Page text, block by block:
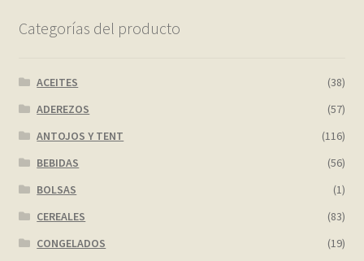
home_
Mi cuenta
Página de ejemplo
Privacy Policy
Categorías del producto
ACEITES
(38)
ADEREZOS
(57)
ANTOJOS Y TENT
(116)
BEBIDAS
(56)
BOLSAS
(1)
CEREALES
(83)
CONGELADOS
(19)